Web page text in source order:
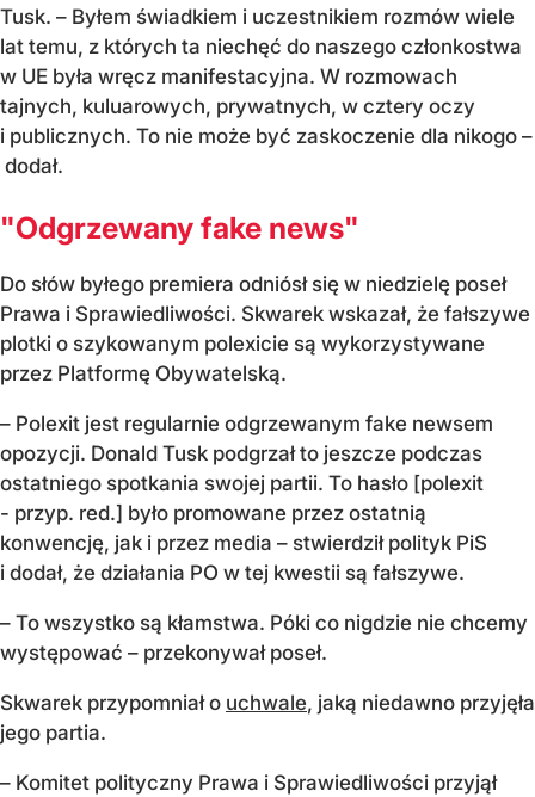
Tusk. – Byłem świadkiem i uczestnikiem rozmów wiele
lat temu, z których ta niechęć do naszego członkostwa
w UE była wręcz manifestacyjna. W rozmowach
tajnych, kuluarowych, prywatnych, w cztery oczy
i publicznych. To nie może być zaskoczenie dla nikogo –
dodał.
"Odgrzewany fake news"
Do słów byłego premiera odniósł się w niedzielę poseł
Prawa i Sprawiedliwości. Skwarek wskazał, że fałszywe
plotki o szykowanym polexicie są wykorzystywane
przez Platformę Obywatelską.
– Polexit jest regularnie odgrzewanym fake newsem
opozycji. Donald Tusk podgrzał to jeszcze podczas
ostatniego spotkania swojej partii. To hasło [polexit
- przyp. red.] było promowane przez ostatnią
konwencję, jak i przez media – stwierdził polityk PiS
i dodał, że działania PO w tej kwestii są fałszywe.
– To wszystko są kłamstwa. Póki co nigdzie nie chcemy
występować – przekonywał poseł.
Skwarek przypomniał o uchwale, jaką niedawno przyjęła
jego partia.
– Komitet polityczny Prawa i Sprawiedliwości przyjął